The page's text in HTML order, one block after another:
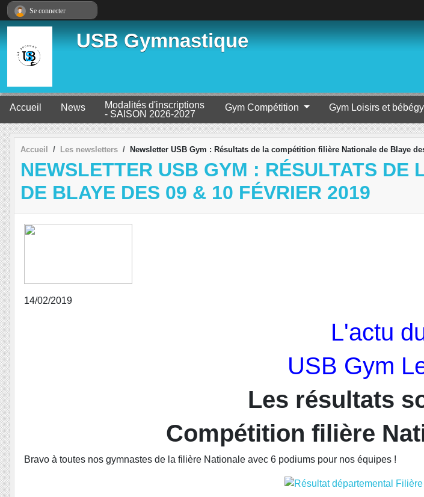
USB Gymnastique
Accueil News
Modalités d'inscriptions
- SAISON 2026-2027
Gym Compétition Gym Loisirs et
Accueil Les newsletters Newsletter USB Gym : Résultats de la compétition filière Nationale de Blaye
NEWSLETTER USB GYM : RÉSULTATS
DE BLAYE DES 09 & 10 FÉVRIER 2019
14/02/2019
L'actu
USB Gym
Les résultats
Compétition filière
Bravo à toutes nos gymnastes de la filière Nationale avec 6 podiums pour nos équipes !
Se connecter
Panneau de gestion des cookies